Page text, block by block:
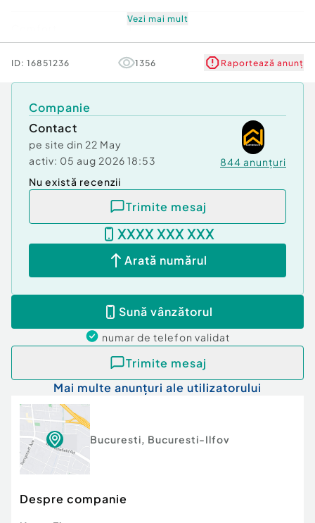
Id intern: P267220
Nr. locuri parcare:1
Stare Bună
Vezi mai mult
ID: 16851236 1356 Raportează anunț
Companie
Contact
pe site din 22 May
activ: 05 aug 2026 18:53 844 anunțuri
Nu există recenzii
Trimite mesaj
XXXX XXX XXX
Arată numărul
Sună vânzătorul
numar de telefon validat
Trimite mesaj
Mai multe anunțuri ale utilizatorului
Bucuresti, Bucuresti-Ilfov
Despre companie